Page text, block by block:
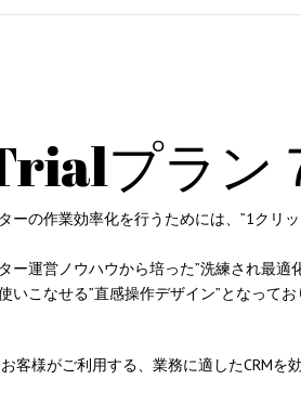
プラン
ーの作業効率化を行うためには、”1クリ
ー運営ノウハウから培った”洗練され最
いこなせる”直感操作デザイン”となってお
お客様がご利用する、業務に適したCRMを